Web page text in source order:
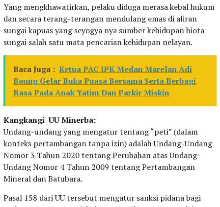
Yang mengkhawatirkan, pelaku diduga merasa kebal hukum
dan secara terang-terangan mendulang emas di aliran
sungai kapuas yang seyogya nya sumber kehidupan biota
sungai salah satu mata pencarian kehidupan nelayan.
Baca Juga : Ketua PAC IPK Medan Marelan Adi
Baung Gelar Buka Puasa Bersama Serta Berbagi
Rasa Pada Anak Yatim Dan Parkir Miskin
Kangkangi UU Minerba:
Undang-undang yang mengatur tentang “peti” (dalam
konteks pertambangan tanpa izin) adalah Undang-Undang
Nomor 3 Tahun 2020 tentang Perubahan atas Undang-
Undang Nomor 4 Tahun 2009 tentang Pertambangan
Mineral dan Batubara.
Pasal 158 dari UU tersebut mengatur sanksi pidana bagi